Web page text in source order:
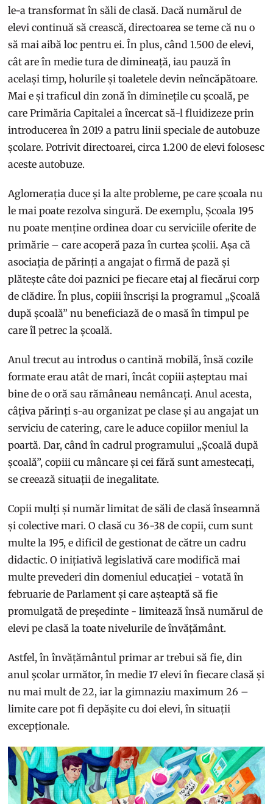
le-a transformat în săli de clasă. Dacă numărul de
elevi continuă să crească, directoarea se teme că nu o
să mai aibă loc pentru ei. În plus, când 1.500 de elevi,
cât are în medie tura de dimineață, iau pauză în
același timp, holurile și toaletele devin neîncăpătoare.
Mai e și traficul din zonă în diminețile cu școală, pe
care Primăria Capitalei a încercat să-l fluidizeze prin
introducerea în 2019 a patru linii speciale de autobuze
școlare. Potrivit directoarei, circa 1.200 de elevi folosesc
aceste autobuze.
Aglomerația duce și la alte probleme, pe care școala nu
le mai poate rezolva singură. De exemplu, Școala 195
nu poate menține ordinea doar cu serviciile oferite de
primărie – care acoperă paza în curtea școlii. Așa că
asociația de părinți a angajat o firmă de pază și
plătește câte doi paznici pe fiecare etaj al fiecărui corp
de clădire. În plus, copiii înscriși la programul „Școală
după școală” nu beneficiază de o masă în timpul pe
care îl petrec la școală.
Anul trecut au introdus o cantină mobilă, însă cozile
formate erau atât de mari, încât copiii așteptau mai
bine de o oră sau rămâneau nemâncați. Anul acesta,
câțiva părinți s-au organizat pe clase și au angajat un
serviciu de catering, care le aduce copiilor meniul la
poartă. Dar, când în cadrul programului „Școală după
școală”, copiii cu mâncare și cei fără sunt amestecați,
se creează situații de inegalitate.
Copii mulți și număr limitat de săli de clasă înseamnă
și colective mari. O clasă cu 36-38 de copii, cum sunt
multe la 195, e dificil de gestionat de către un cadru
didactic. O inițiativă legislativă care modifică mai
multe prevederi din domeniul educației - votată în
februarie de Parlament și care așteaptă să fie
promulgată de președinte - limitează însă numărul de
elevi pe clasă la toate nivelurile de învățământ.
Astfel, în învățământul primar ar trebui să fie, din
anul școlar următor, în medie 17 elevi în fiecare clasă și
nu mai mult de 22, iar la gimnaziu maximum 26 –
limite care pot fi depășite cu doi elevi, în situații
excepționale.